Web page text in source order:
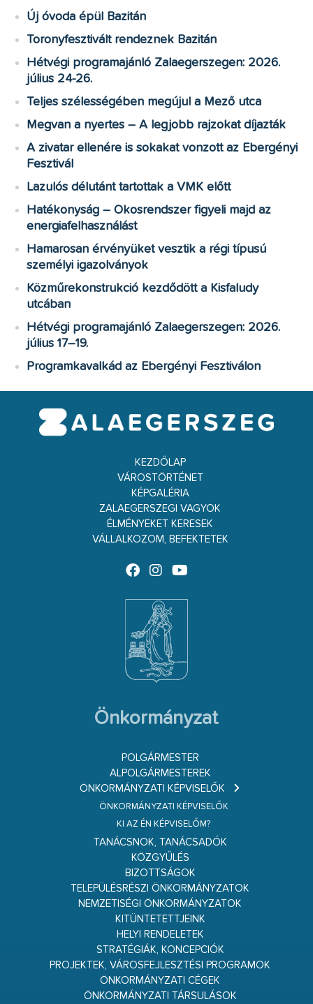
Új óvoda épül Bazitán
Toronyfesztivált rendeznek Bazitán
Hétvégi programajánló Zalaegerszegen: 2026.
július 24-26.
Teljes szélességében megújul a Mező utca
Megvan a nyertes – A legjobb rajzokat díjazták
A zivatar ellenére is sokakat vonzott az Ebergényi
Fesztivál
Lazulós délutánt tartottak a VMK előtt
Hatékonyság – Okosrendszer figyeli majd az
energiafelhasználást
Hamarosan érvényüket vesztik a régi típusú
személyi igazolványok
Közműrekonstrukció kezdődött a Kisfaludy
utcában
Hétvégi programajánló Zalaegerszegen: 2026.
július 17–19.
Programkavalkád az Ebergényi Fesztiválon
KEZDŐLAP
VÁROSTÖRTÉNET
KÉPGALÉRIA
ZALAEGERSZEGI VAGYOK
ÉLMÉNYEKET KERESEK
VÁLLALKOZOM, BEFEKTETEK
Önkormányzat
POLGÁRMESTER
ALPOLGÁRMESTEREK
ÖNKORMÁNYZATI KÉPVISELŐK
ÖNKORMÁNYZATI KÉPVISELŐK
KI AZ ÉN KÉPVISELŐM?
TANÁCSNOK, TANÁCSADÓK
KÖZGYŰLÉS
BIZOTTSÁGOK
TELEPÜLÉSRÉSZI ÖNKORMÁNYZATOK
NEMZETISÉGI ÖNKORMÁNYZATOK
KITÜNTETETTJEINK
HELYI RENDELETEK
STRATÉGIÁK, KONCEPCIÓK
PROJEKTEK, VÁROSFEJLESZTÉSI PROGRAMOK
ÖNKORMÁNYZATI CÉGEK
ÖNKORMÁNYZATI TÁRSULÁSOK